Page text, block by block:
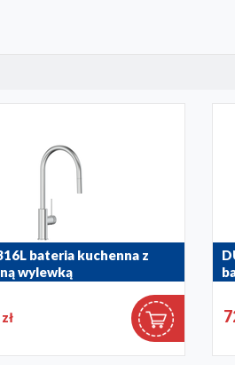
bateria kuchenna z
wylewką
zł